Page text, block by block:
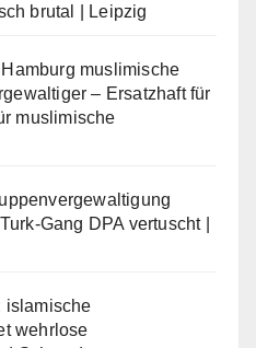
brutal | Leipzig
muslimische
– Ersatzhaft für
muslimische
Gang DPA vertuscht |
islamische
wehrlose